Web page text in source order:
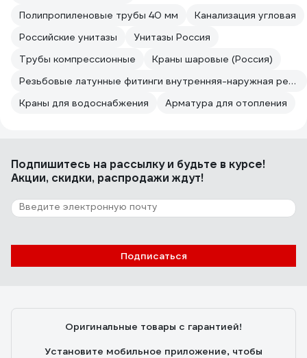
Полипропиленовые трубы 40 мм
Канализация угловая
Российские унитазы
Унитазы Россия
Трубы компрессионные
Краны шаровые (Россия)
Резьбовые латунные фитинги внутренняя-наружная резьба
Краны для водоснабжения
Арматура для отопления
Подпишитесь на рассылкуи будьте в курсе!
Акции, скидки, распродажи ждут!
Подписаться
Оригинальные товары с гарантией!
Установите мобильное приложение, чтобы